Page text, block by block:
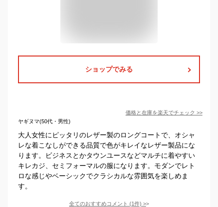
ショップでみる
価格と在庫を楽天でチェック >>
ヤギヌマ(50代・男性)
大人女性にピッタリのレザー製のロングコートで、オシャ
レな着こなしができる品質で色がキレイなレザー製品にな
ります。ビジネスとかタウンユースなどマルチに着やすい
キレカジ、セミフォーマルの服になります。モダンでレト
ロな感じやベーシックでクラシカルな雰囲気を楽しめま
す。
全てのおすすめコメント (1件) >